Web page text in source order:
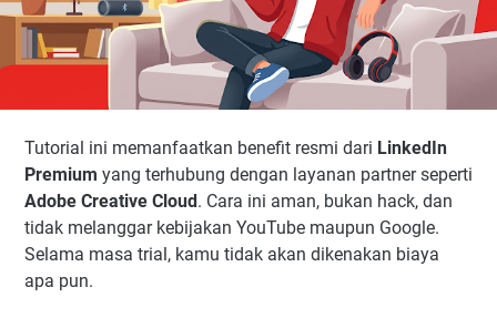
Tutorial ini memanfaatkan benefit resmi dari LinkedIn
Premium yang terhubung dengan layanan partner seperti
Adobe Creative Cloud. Cara ini aman, bukan hack, dan
tidak melanggar kebijakan YouTube maupun Google.
Selama masa trial, kamu tidak akan dikenakan biaya
apa pun.